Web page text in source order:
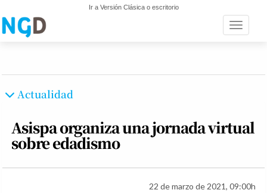
Ir a Versión Clásica o escritorio
Toggle
Actualidad
Asispa organiza una jornada virtual
sobre edadismo
22 de marzo de 2021, 09:00h